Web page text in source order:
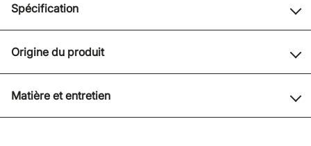
Spécification
Origine du produit
Matière et entretien